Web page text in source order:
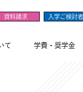
資料請求 入学ご検討
て 学費・奨学金